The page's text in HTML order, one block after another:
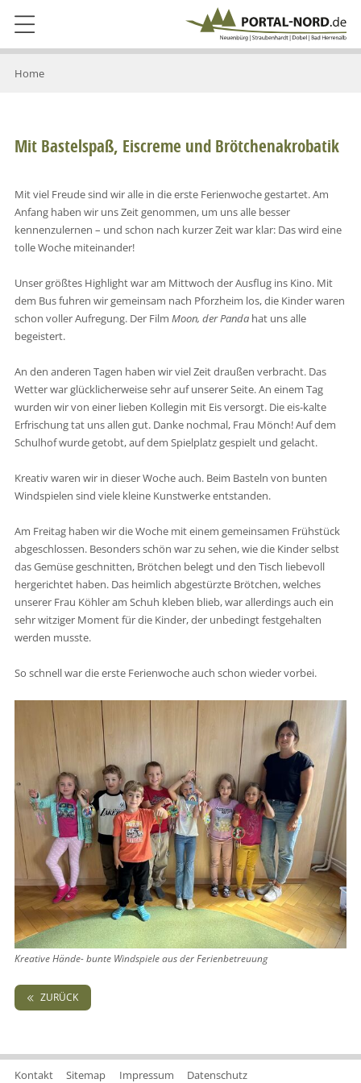
Home
Mit Bastelspaß, Eiscreme und Brötchenakrobatik
Mit viel Freude sind wir alle in die erste Ferienwoche gestartet. Am
Anfang haben wir uns Zeit genommen, um uns alle besser
kennenzulernen – und schon nach kurzer Zeit war klar: Das wird eine
tolle Woche miteinander!
Unser größtes Highlight war am Mittwoch der Ausflug ins Kino. Mit
dem Bus fuhren wir gemeinsam nach Pforzheim los, die Kinder waren
schon voller Aufregung. Der Film Moon, der Pandahat uns alle
begeistert.
An den anderen Tagen haben wir viel Zeit draußen verbracht. Das
Wetter war glücklicherweise sehr auf unserer Seite. An einem Tag
wurden wir von einer lieben Kollegin mit Eis versorgt. Die eis-kalte
Erfrischung tat uns allen gut. Danke nochmal, Frau Mönch! Auf dem
Schulhof wurde getobt, auf dem Spielplatz gespielt und gelacht.
Kreativ waren wir in dieser Woche auch. Beim Basteln von bunten
Windspielen sind viele kleine Kunstwerke entstanden.
Am Freitag haben wir die Woche mit einem gemeinsamen Frühstück
abgeschlossen. Besonders schön war zu sehen, wie die Kinder selbst
das Gemüse geschnitten, Brötchen belegt und den Tisch liebevoll
hergerichtet haben. Das heimlich abgestürzte Brötchen, welches
unserer Frau Köhler am Schuh kleben blieb, war allerdings auch ein
sehr witziger Moment für die Kinder, der unbedingt festgehalten
werden musste.
So schnell war die erste Ferienwoche auch schon wieder vorbei.
Kreative Hände- bunte Windspiele aus der Ferienbetreuung
ZURÜCK
Kontakt Sitemap Impressum Datenschutz